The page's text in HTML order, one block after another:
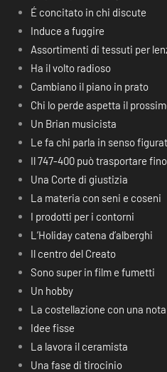
É concitato in chi discute
Induce a fuggire
Assortimenti di tessuti per
Ha il volto radioso
Cambiano il piano in prato
Chi lo perde aspetta il
Un Brian musicista
Le fa chi parla in senso
Il 747-400 può trasportare
Una Corte di giustizia
La materia con seni e coseni
I prodotti per i contorni
L’Holiday catena d’alberghi
Il centro del Creato
Sono super in film e fumetti
Un hobby
La costellazione con una
Idee fisse
La lavora il ceramista
Una fase di tirocinio